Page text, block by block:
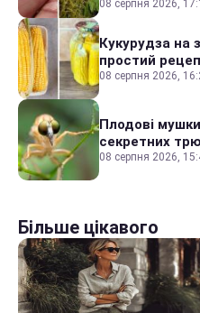
08 серпня 2026,
Кукурудза на
простий
08 серпня 2026,
Плодові мушки
секретних
08 серпня 2026,
Більше цікавого